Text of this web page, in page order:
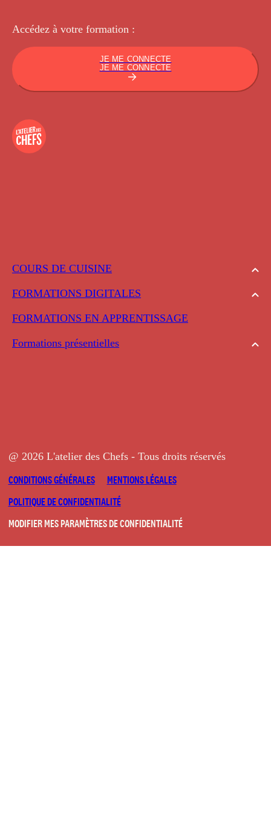
COURS DE CUISINE
FORMATIONS DIGITALES
FORMATIONS EN APPRENTISSAGE
Formations présentielles
Accédez à votre formation :
JE ME CONNECTE
JE ME CONNECTE
@ 2026 L'atelier des Chefs - Tous droits réservés
CONDITIONS GÉNÉRALES
MENTIONS LÉGALES
POLITIQUE DE CONFIDENTIALITÉ
MODIFIER MES PARAMÈTRES DE CONFIDENTIALITÉ